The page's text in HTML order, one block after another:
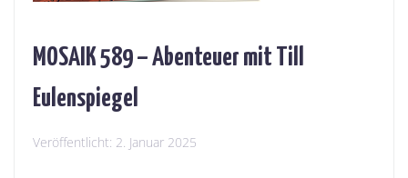
MOSAIK 589 – Abenteuer mit Till
Eulenspiegel
Veröffentlicht: 2. Januar 2025